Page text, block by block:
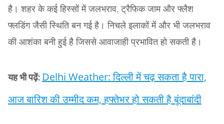
है। शहर के कई हिस्सों में जलभराव, ट्रैफिक जाम और फ्लैश
फ्लडिंग जैसी स्थिति बन गई है। निचले इलाकों में और भी जलभराव
की आशंका बनी हुई है जिससे आवाजाही प्रभावित हो सकती है।
यह भी पढ़ें: Delhi Weather: दिल्ली में चढ़ सकता है पारा,
आज बारिश की उम्मीद कम, हफ्तेभर हो सकती है बूंदाबांदी